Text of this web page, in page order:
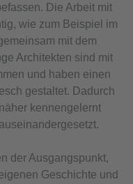
Die Arbeit mit
wie zum Beispiel im
mit dem
Architekten sind mit
und haben einen
gestaltet. Dadurch
kennengelernt
der Ausgangspunkt,
Geschichte und